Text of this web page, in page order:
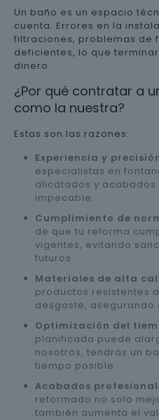
Un baño es un espacio
cuenta. Errores en la
filtraciones, problemas de
deficientes, lo que
dinero.
¿Por qué contratar a
como la nuestra?
Estas son las razones:
Experiencia y
especialistas en
alicatados y
impecable.
Cumplimiento de
de que tu reforma
vigentes, evitando
futuros.
Materiales de alta
productos resistentes
desgaste,
Optimización del
planificada puede
nosotros, tendrás un
tiempo posible.
Acabados
reformado no solo
también aumenta el